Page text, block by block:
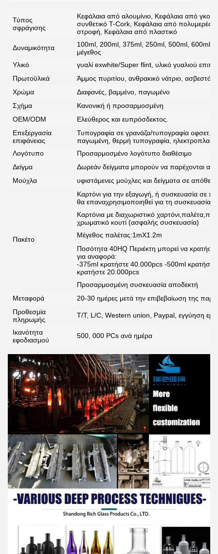
Τύπος
σφράγισης
Κεφάλαια από αλουμίνιο, Κεφάλαια από
συνθετικό T-Cork, Κεφάλαια από πολυμερές
στροφή, Κεφάλαια από πλαστικό
Δυναμικότητα
100ml, 200ml, 375ml, 250ml, 500ml, 600ml,
μέγεθος
Υλικό
γυαλί exwhite/Super flint, υλικό γυαλιού
Πρωτοϋλικά
Άμμος πυριτίου, ανθρακικό νάτριο,
Χρώμα
Διαφανές, βαμμένο, παγωμένο
Σχήμα
Κανονική ή προσαρμοσμένη
OEM/ODM
Ελεύθερος και ευπρόσδεκτος.
Επεξεργασία
επιφάνειας
Τυπογραφία σε γρανάζα/τυπογραφία οφσετ,
παγωμένη, θερμή τυπογραφία,
Λογότυπο
Προσαρμοσμένο λογότυπο διαθέσιμο
Δείγμα
Δωρεάν δείγματα μπορούν να παρέχονται
Μούχλα
υφιστάμενες μούχλες και δείγματα σε απόθεμα
Πακέτο
Καρτόνι για την εξαγωγή, ή συσκευασία σε
θα επαναχρησιμοποιηθεί για τη
Καρτόνια με διαχωριστικό
χρωματικό κουτί (ασφαλής συσκευασία)
Μέγεθος παλέτας:1mX1.2m
Ποσότητα 40HQ Περιέκτη μπορεί να
για αναφορά:
-375ml κρατήστε 40.000pcs -500ml
κρατήστε 20.000pcs
Προσαρμοσμένη συσκευασία αποδεκτή
Μεταφορά
20-30 ημέρες μετά την επιβεβαίωση της
Προθεσμία
πληρωμής
T/T, L/C, Western union, Paypal, εγγύηση
Ικανότητα
εφοδιασμού
500, 000 PCs ανά ημέρα